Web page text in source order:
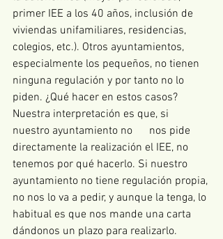
primer IEE a los 40 años, inclusión de
viviendas unifamiliares, residencias,
colegios, etc.). Otros ayuntamientos,
especialmente los pequeños, no tienen
ninguna regulación y por tanto no lo
piden. ¿Qué hacer en estos casos?
Nuestra interpretación es que, si
nuestro ayuntamiento no      nos pide
directamente la realización el IEE, no
tenemos por qué hacerlo. Si nuestro
ayuntamiento no tiene regulación propia,
no nos lo va a pedir, y aunque la tenga, lo
habitual es que nos mande una carta
dándonos un plazo para realizarlo.